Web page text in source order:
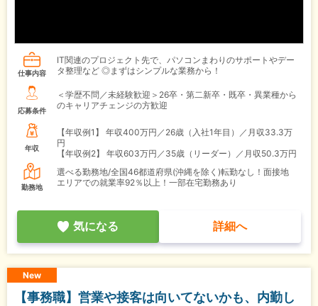
仕事内容
IT関連のプロジェクト先で、パソコンまわりのサポートやデー
タ整理など ◎まずはシンプルな業務から！
応募条件
＜学歴不問／未経験歓迎＞26卒・第二新卒・既卒・異業種から
のキャリアチェンジの方歓迎
年収
【年収例1】
年収400万円／26歳（入社1年目）／月収33.3万
円
【年収例2】
年収603万円／35歳（リーダー）／月収50.3万円
勤務地
選べる勤務地/全国46都道府県(沖縄を除く)転勤なし！面接地
エリアでの就業率92％以上！一部在宅勤務あり
気になる 詳細へ
New
【事務職】営業や接客は向いてないかも、内勤し